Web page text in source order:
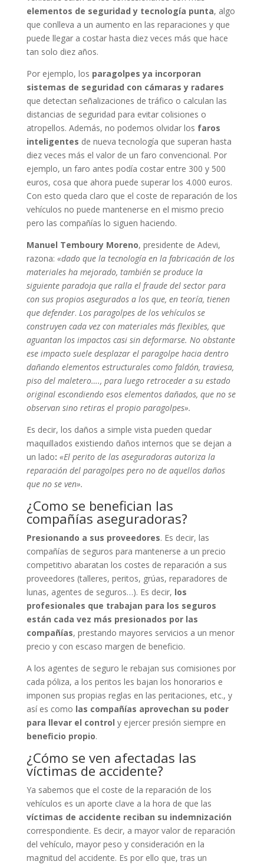
elementos de seguridad y tecnología punta, algo
que conlleva a un aumento en las reparaciones y que
puede llegar a costar hasta diez veces más que hace
tan solo diez años.
Por ejemplo, los paragolpes ya incorporan
sistemas de seguridad con cámaras y radares
que detectan señalizaciones de tráfico o calculan las
distancias de seguridad para evitar colisiones o
atropellos. Además, no podemos olvidar los faros
inteligentes de nueva tecnología que superan hasta
diez veces más el valor de un faro convencional. Por
ejemplo, un faro antes podía costar entre 300 y 500
euros, cosa que ahora puede superar los 4.000 euros.
Con esto queda claro que el coste de reparación de los
vehículos no puede mantenerse en el mismo precio
pero las compañías lo siguen haciendo.
Manuel Temboury Moreno, presidente de Adevi,
razona: «dado que la tecnología en la fabricación de los
materiales ha mejorado, también se produce la
siguiente paradoja que ralla el fraude del sector para
con sus propios asegurados a los que, en teoría, tienen
que defender. Los paragolpes de los vehículos se
construyen cada vez con materiales más flexibles, que
aguantan los impactos casi sin deformarse. No obstante
ese impacto suele desplazar el paragolpe hacia dentro
dañando elementos estructurales como faldón, traviesa,
piso del maletero…., para luego retroceder a su estado
original escondiendo esos elementos dañados, que no se
observan sino retiras el propio paragolpes».
Es decir, los daños a simple vista pueden quedar
maquillados existiendo daños internos que se dejan a
un lado: «El perito de las aseguradoras autoriza la
reparación del paragolpes pero no de aquellos daños
que no se ven».
¿Como se benefician las
compañías aseguradoras?
Presionando a sus proveedores. Es decir, las
compañías de seguros para mantenerse a un precio
competitivo abaratan los costes de reparación a sus
proveedores (talleres, peritos, grúas, reparadores de
lunas, agentes de seguros…). Es decir, los
profesionales que trabajan para los seguros
están cada vez más presionados por las
compañías, prestando mayores servicios a un menor
precio y con escaso margen de beneficio.
A los agentes de seguro le rebajan sus comisiones por
cada póliza, a los peritos les bajan los honorarios e
imponen sus propias reglas en las peritaciones, etc., y
así es como las compañías aprovechan su poder
para llevar el control y ejercer presión siempre en
beneficio propio.
¿Cómo se ven afectadas las
víctimas de accidente?
Ya sabemos que el coste de la reparación de los
vehículos es un aporte clave a la hora de que las
víctimas de accidente reciban su indemnización
correspondiente. Es decir, a mayor valor de reparación
del vehículo, mayor peso y consideración en la
magnitud del accidente. Es por ello que, tras un